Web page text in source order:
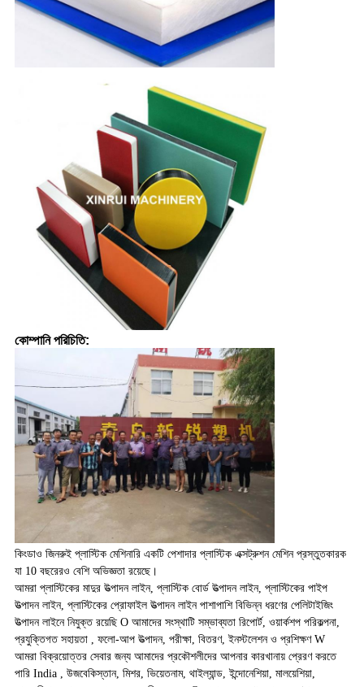
কোম্পানি পরিচিতি:
কিংডাও জিনরুই প্লাস্টিক মেশিনারি একটি পেশাদার প্লাস্টিক এক্সট্রুশন মেশিন প্রস্তুতকারক
যা 10 বছরেরও বেশি অভিজ্ঞতা রয়েছে।
আমরা প্লাস্টিকের মাদুর উত্পাদন লাইন, প্লাস্টিক বোর্ড উত্পাদন লাইন, প্লাস্টিকের পাইপ
উত্পাদন লাইন, প্লাস্টিকের প্রোফাইল উত্পাদন লাইন পাশাপাশি বিভিন্ন ধরণের পেলিটাইজিং
উত্পাদন লাইনে নিযুক্ত রয়েছি O আমাদের সংস্থাটি সম্ভাব্যতা রিপোর্ট, ওয়ার্কশপ পরিকল্পনা,
প্রযুক্তিগত সহায়তা , ফলো-আপ উত্পাদন, পরীক্ষা, বিতরণ, ইনস্টলেশন ও প্রশিক্ষণ W
আমরা বিক্রয়োত্তর সেবার জন্য আমাদের প্রকৌশলীদের আপনার কারখানায় প্রেরণ করতে
পারি India , উজবেকিস্তান, মিশর, ভিয়েতনাম, থাইল্যান্ড, ইন্দোনেশিয়া, মালয়েশিয়া,